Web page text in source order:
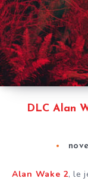
DLC Alan
Alan Wake 2, le